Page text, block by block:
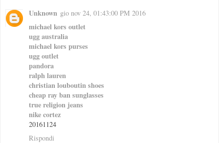
Unknown gio nov 24, 01:43:00 PM 2016
michael kors outlet
ugg australia
michael kors purses
ugg outlet
pandora
ralph lauren
christian louboutin shoes
cheap ray ban sunglasses
true religion jeans
nike cortez
20161124
Rispondi